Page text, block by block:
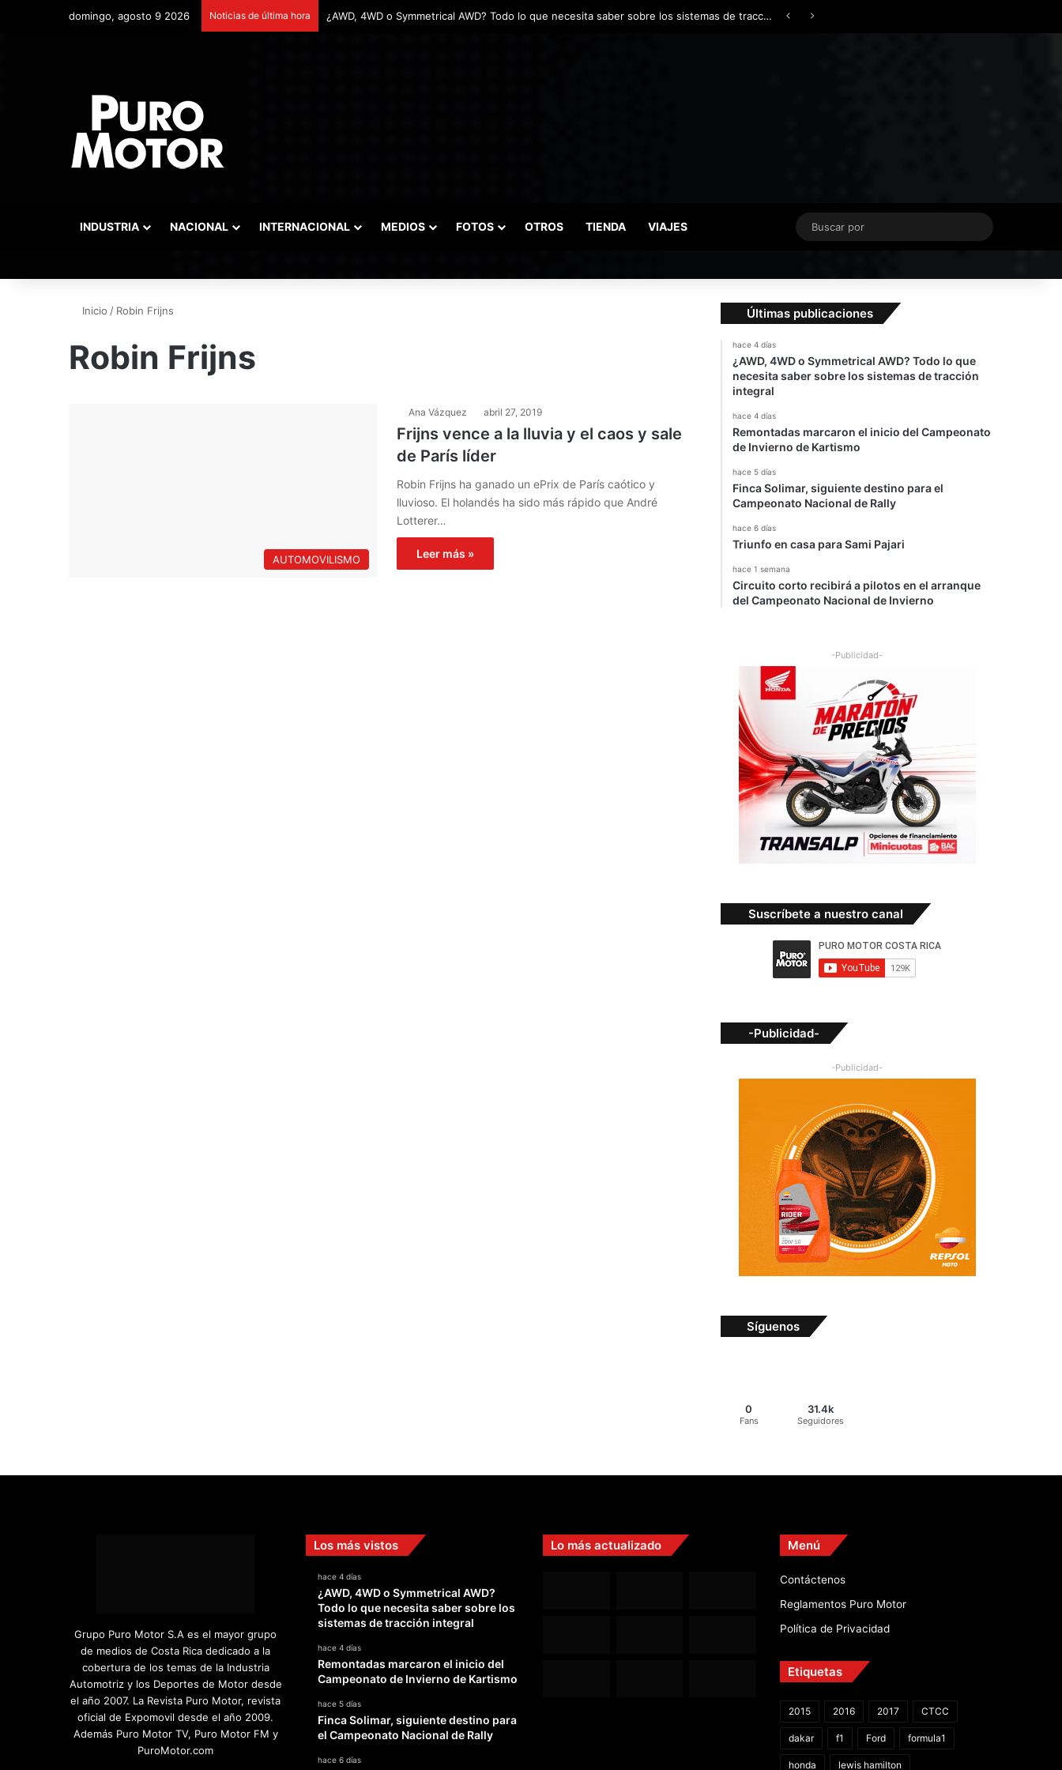
domingo, agosto 9 2026 Noticias de última hora ¿AWD, 4WD o Symmetrical AWD? Todo lo que necesita saber sobre los sistemas de tracción integral
INDUSTRIA NACIONAL INTERNACIONAL MEDIOS FOTOS OTROS TIENDA VIAJES
Buscar
Inicio / Robin Frijns
Robin Frijns
AUTOMOVILISMO
Ana Vázquez abril 27, 2019
Frijns vence a la lluvia y el caos y sale
de París líder
Robin Frijns ha ganado un ePrix de París caótico y
lluvioso. El holandés ha sido más rápido que André
Lotterer…
Leer más »
Últimas publicaciones
hace 4 días
¿AWD, 4WD o Symmetrical AWD? Todo lo que
necesita saber sobre los sistemas de tracción
integral
hace 4 días
Remontadas marcaron el inicio del Campeonato
de Invierno de Kartismo
hace 5 días
Finca Solimar, siguiente destino para el
Campeonato Nacional de Rally
hace 6 días
Triunfo en casa para Sami Pajari
hace 1 semana
Circuito corto recibirá a pilotos en el arranque
del Campeonato Nacional de Invierno
-Publicidad-
Suscríbete a nuestro canal
-Publicidad-
-Publicidad-
Síguenos
0
Fans
31.4k
Seguidores
Grupo Puro Motor S.A es el mayor grupo
de medios de Costa Rica dedicado a la
cobertura de los temas de la Industria
Automotriz y los Deportes de Motor desde
el año 2007. La Revista Puro Motor, revista
oficial de Expomovil desde el año 2009.
Además Puro Motor TV, Puro Motor FM y
PuroMotor.com
Los más vistos
hace 4 días
¿AWD, 4WD o Symmetrical AWD?
Todo lo que necesita saber sobre los
sistemas de tracción integral
hace 4 días
Remontadas marcaron el inicio del
Campeonato de Invierno de Kartismo
hace 5 días
Finca Solimar, siguiente destino para
el Campeonato Nacional de Rally
hace 6 días
Lo más actualizado Menú
Contáctenos
Reglamentos Puro Motor
Política de Privacidad
Etiquetas
2015 2016 2017 CTCC
dakar f1 Ford formula1
honda lewis hamilton